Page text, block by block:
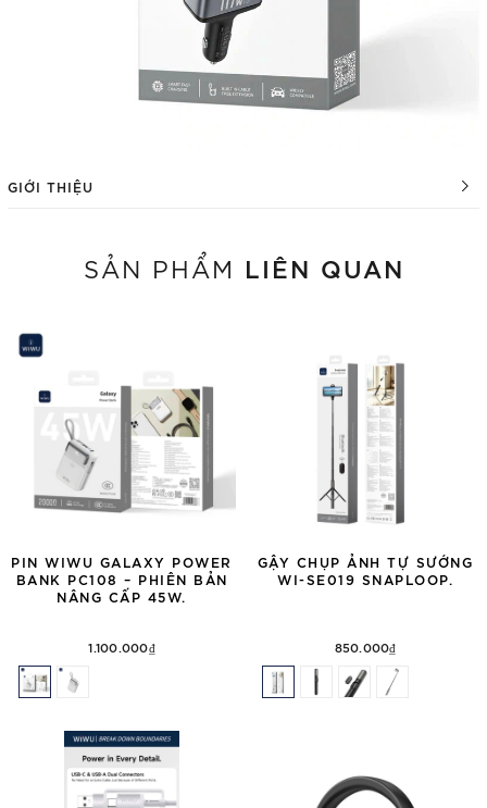
GIỚI THIỆU
SẢN PHẨM LIÊN QUAN
PIN WIWU GALAXY POWER
BANK PC108 – PHIÊN BẢN
NÂNG CẤP 45W.
1.100.000₫
GẬY CHỤP ẢNH TỰ SƯỚNG
WI-SE019 SNAPLOOP.
850.000₫